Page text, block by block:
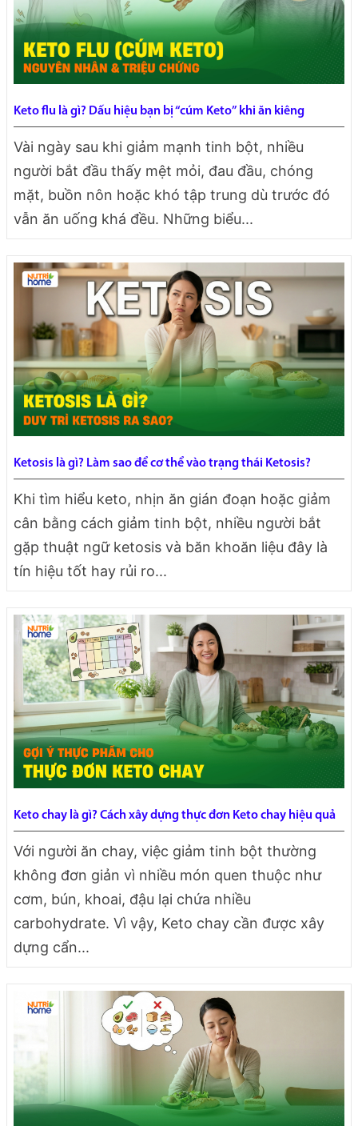
Keto flu là gì? Dấu hiệu bạn bị “cúm Keto” khi ăn kiêng
Vài ngày sau khi giảm mạnh tinh bột, nhiều
người bắt đầu thấy mệt mỏi, đau đầu, chóng
mặt, buồn nôn hoặc khó tập trung dù trước đó
vẫn ăn uống khá đều. Những biểu...
Ketosis là gì? Làm sao để cơ thể vào trạng thái Ketosis?
Khi tìm hiểu keto, nhịn ăn gián đoạn hoặc giảm
cân bằng cách giảm tinh bột, nhiều người bắt
gặp thuật ngữ ketosis và băn khoăn liệu đây là
tín hiệu tốt hay rủi ro...
Keto chay là gì? Cách xây dựng thực đơn Keto chay hiệu quả
Với người ăn chay, việc giảm tinh bột thường
không đơn giản vì nhiều món quen thuộc như
cơm, bún, khoai, đậu lại chứa nhiều
carbohydrate. Vì vậy, Keto chay cần được xây
dựng cẩn...